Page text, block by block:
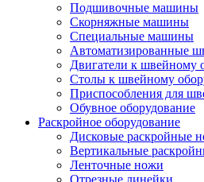
Подшивочные машины
Скорняжные машины
Специальные машины
Автоматизированные
Двигатели к швейному
Столы к швейному
Приспособления для
Обувное оборудование
Раскройное оборудование
Дисковые раскройные
Вертикальные
Ленточные ножи